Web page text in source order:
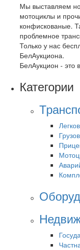
Мы выставляем
мотоциклы и
конфискованые.
проблемное
Только у нас
БелАукциона.
БелАукцион - это
Категории